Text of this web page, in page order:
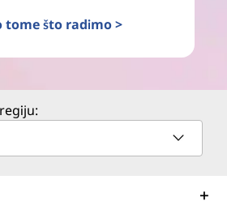
tome što radimo >